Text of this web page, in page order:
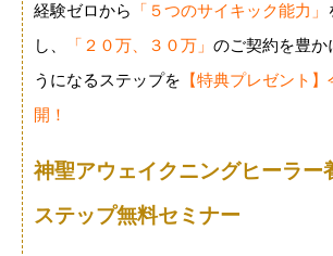
経験ゼロから 「５つのサイキック能力」
し、
「２０万、３０万」 のご契約を豊か
うになるステップを 【特典プレゼント
開！
神聖アウェイクニングヒーラー
ステップ無料セミナー